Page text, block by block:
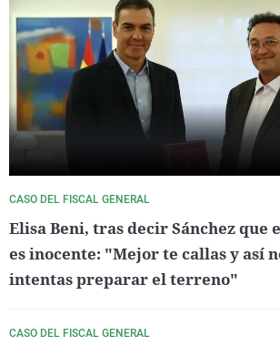
CASO DEL FISCAL GENERAL
Elisa Beni, tras decir Sánchez que
es inocente: "Mejor te callas y así
intentas preparar el terreno"
CASO DEL FISCAL GENERAL